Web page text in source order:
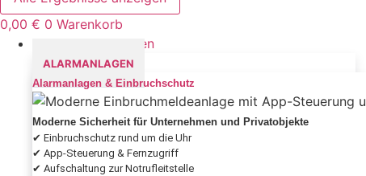
0,00 € 0 Warenkorb
Sicherheitslösungen
ALARMANLAGEN
Alarmanlagen & Einbruchschutz
Moderne Sicherheit für Unternehmen und Privatobjekte
✔ Einbruchschutz rund um die Uhr
✔ App-Steuerung & Fernzugriff
✔ Aufschaltung zur Notrufleitstelle